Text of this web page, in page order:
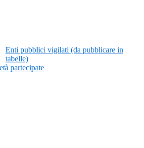
Enti pubblici vigilati (da pubblicare in
tabelle)
partecipate